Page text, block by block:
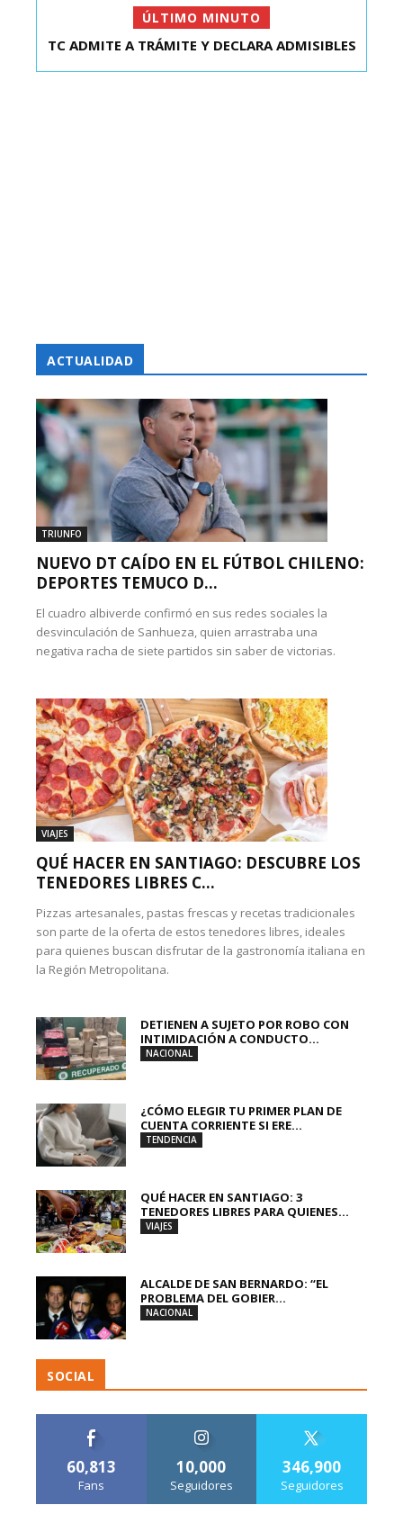
ÚLTIMO MINUTO
TC ADMITE A TRÁMITE Y DECLARA ADMISIBLES
ACTUALIDAD
TRIUNFO
NUEVO DT CAÍDO EN EL FÚTBOL CHILENO:
DEPORTES TEMUCO D...
El cuadro albiverde confirmó en sus redes sociales la
desvinculación de Sanhueza, quien arrastraba una
negativa racha de siete partidos sin saber de victorias.
VIAJES
QUÉ HACER EN SANTIAGO: DESCUBRE LOS
TENEDORES LIBRES C...
Pizzas artesanales, pastas frescas y recetas tradicionales
son parte de la oferta de estos tenedores libres, ideales
para quienes buscan disfrutar de la gastronomía italiana en
la Región Metropolitana.
DETIENEN A SUJETO POR ROBO CON
INTIMIDACIÓN A CONDUCTO...
NACIONAL
¿CÓMO ELEGIR TU PRIMER PLAN DE
CUENTA CORRIENTE SI ERE...
TENDENCIA
QUÉ HACER EN SANTIAGO: 3
TENEDORES LIBRES PARA QUIENES...
VIAJES
ALCALDE DE SAN BERNARDO: “EL
PROBLEMA DEL GOBIER...
NACIONAL
SOCIAL
60,813
Fans
10,000
Seguidores
346,900
Seguidores